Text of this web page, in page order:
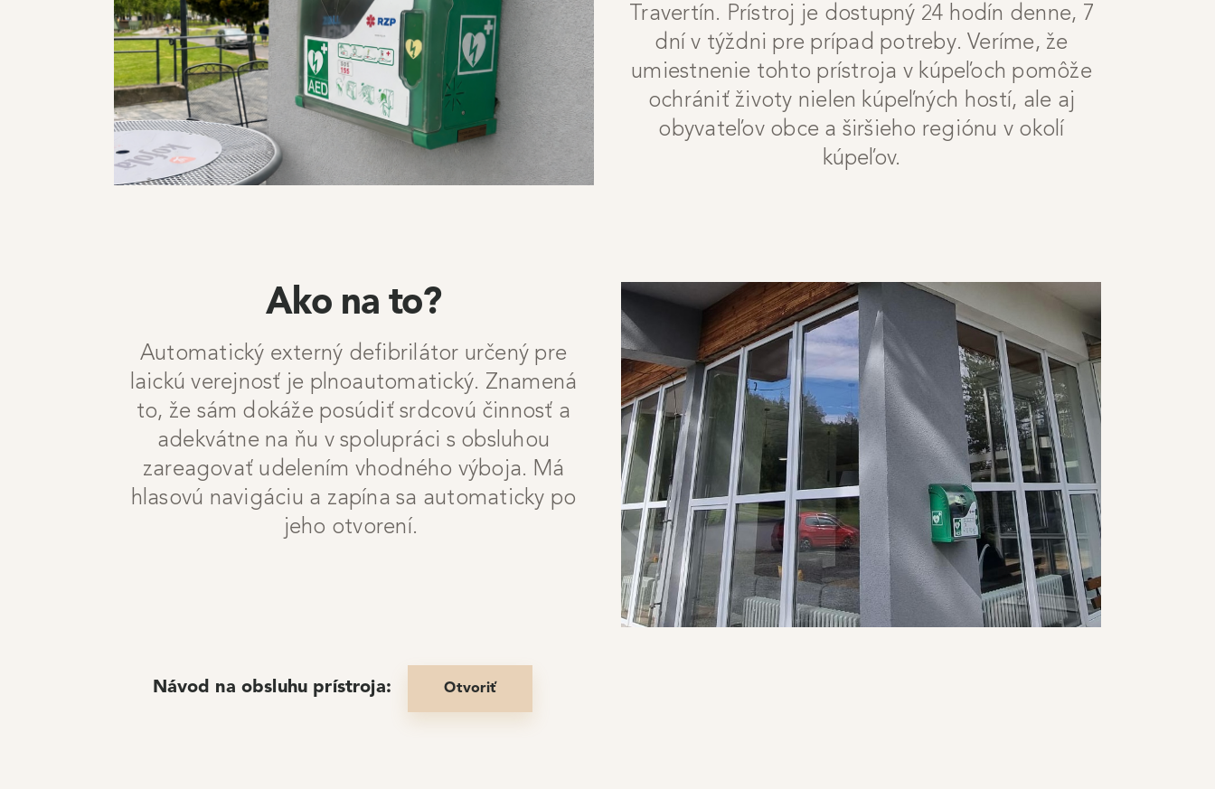
Travertín. Prístroj je dostupný 24 hodín denne, 7
dní v týždni pre prípad potreby. Veríme, že
umiestnenie tohto prístroja v kúpeľoch pomôže
ochrániť životy nielen kúpeľných hostí, ale aj
obyvateľov obce a širšieho regiónu v okolí
kúpeľov.
Ako na to?
Automatický externý defibrilátor určený pre
laickú verejnosť je plnoautomatický. Znamená
to, že sám dokáže posúdiť srdcovú činnosť a
adekvátne na ňu v spolupráci s obsluhou
zareagovať udelením vhodného výboja. Má
hlasovú navigáciu a zapína sa automaticky po
jeho otvorení.
Návod na obsluhu prístroja: Otvoriť